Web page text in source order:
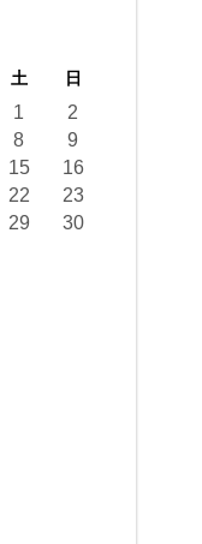
土 日
1
2
8
9
15
16
22
23
29
30